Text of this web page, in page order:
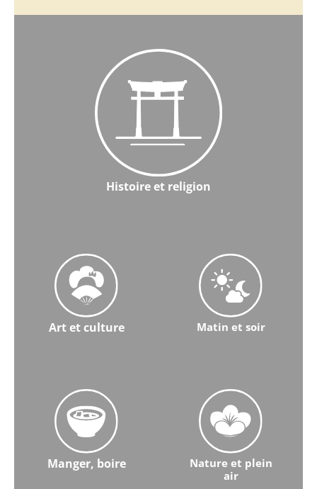
Histoire et religion
Art et culture Matin et soir
Manger, boire
Nature et plein
air